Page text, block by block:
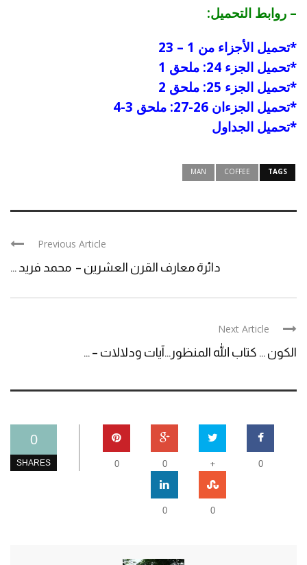
– روابط التحميل:
*تحميل الأجزاء من 1 – 23
*تحميل الجزء 24: ملحق 1
*تحميل الجزء 25: ملحق 2
*تحميل الجزءان 26-27: ملحق 3-4
*تحميل الجداول
TAGS
COFFEE
MAN
Previous Article
دائرة معارف القرن العشرين – محمد فريد ...
Next Article
الكون … كتاب الله المنظور…آيات ودلالات – ...
0
SHARES 0
+
0
0
0
0